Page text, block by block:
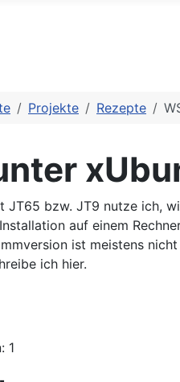
Projekte Rezepte
JT65 bzw. JT9 nutze ich,
auf einem
ist meistens
ich hier.
1